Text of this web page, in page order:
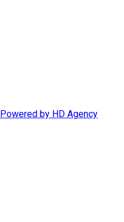
Powered by HD Agency